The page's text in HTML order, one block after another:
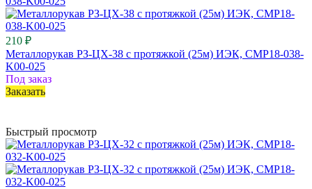
210 ₽
Металлорукав РЗ-ЦХ-38 с протяжкой (25м) ИЭК, CMP18-038-
K00-025
Под заказ
Заказать
Быстрый просмотр